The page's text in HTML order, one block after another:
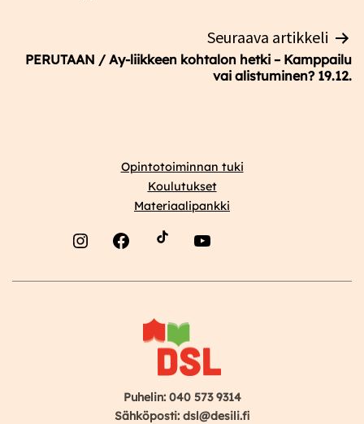
Seuraava artikkeli
PERUTAAN / Ay-liikkeen kohtalon hetki – Kamppailu
vai alistuminen? 19.12.
Opintotoiminnan tuki
Koulutukset
Materiaalipankki
Puhelin: 040 573 9314
Sähköposti: dsl@desili.fi